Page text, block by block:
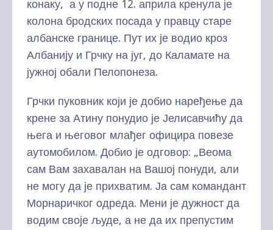
конаку, а у подне 12. априла кренула је
колона бродских посада у правцу старе
албанске границе. Пут их је водио кроз
Албанију и Грчку на југ, до Каламате на
јужној обали Пелопонеза.
Грчки пуковник који је добио наређење да
крене за Атину понудио је Јелисавчићу да
њега и његовог млађег официра повезе
аутомобилом. Добио је одговор: „Веома
сам Вам захавалан на Вашој понуди, али
не могу да је прихватим. Ја сам командант
Морнаричког одреда. Мени је дужност да
водим своје људе, а не да их препустим